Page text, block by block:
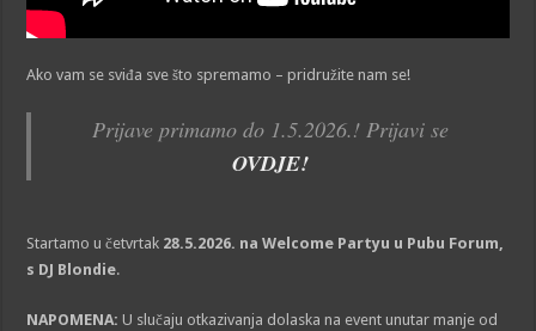
Ako vam se sviđa sve što spremamo – pridružite nam se!
Prijave primamo do 1.5.2026.! Prijavi se
OVDJE!
Startamo u četvrtak 28.5.2026. na Welcome Partyu u Pubu Forum,
s DJ Blondie.
NAPOMENA:U slučaju otkazivanja dolaska na event unutar manje od